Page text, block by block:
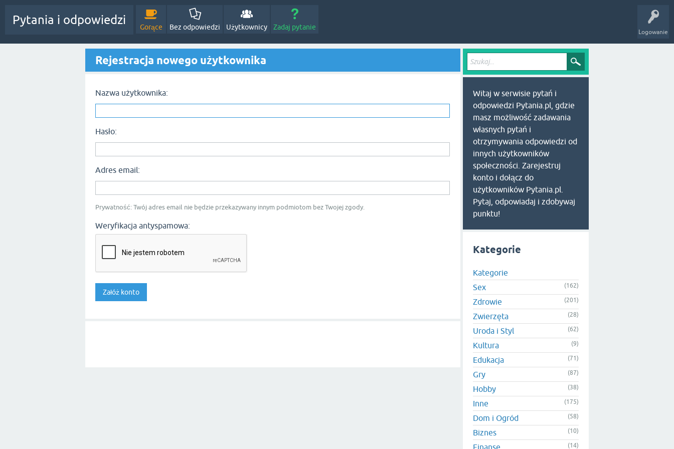
Logowanie
Pytania i odpowiedzi
Gorące Bez odpowiedzi Użytkownicy Zadaj pytanie
Rejestracja nowego użytkownika
Nazwa użytkownika:
Hasło:
Adres email:
Prywatność: Twój adres email nie będzie przekazywany innym podmiotom bez Twojej zgody.
Weryfikacja antyspamowa:
Witaj w serwisie pytań i
odpowiedzi Pytania.pl, gdzie
masz możliwość zadawania
własnych pytań i
otrzymywania odpowiedzi od
innych użytkowników
społeczności. Zarejestruj
konto i dołącz do
użytkowników Pytania.pl.
Pytaj, odpowiadaj i zdobywaj
punktu!
Kategorie
Kategorie
Sex
(162)
Zdrowie (201)
Zwierzęta (28)
Uroda i Styl (62)
Kultura (9)
Edukacja (71)
Gry (87)
Hobby (38)
Inne (175)
Dom i Ogród (58)
Biznes (10)
Finanse (14)